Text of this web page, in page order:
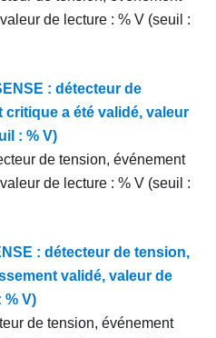
de lecture : % V (seuil :
: détecteur de
critique a été validé, valeur
: % V)
de tension, événement
de lecture : % V (seuil :
: détecteur de tension,
validé, valeur de
% V)
de tension, événement